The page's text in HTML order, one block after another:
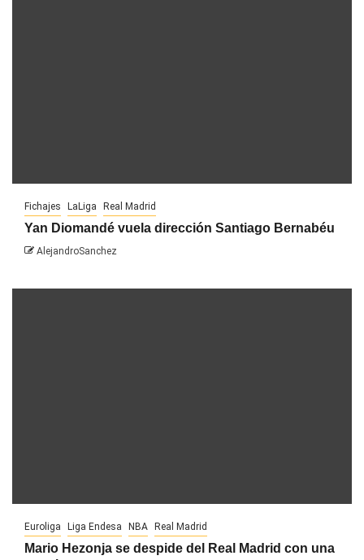
Fichajes LaLiga Real Madrid
Yan Diomandé vuela dirección Santiago Bernabéu
AlejandroSanchez
Euroliga Liga Endesa NBA Real Madrid
Mario Hezonja se despide del Real Madrid con una